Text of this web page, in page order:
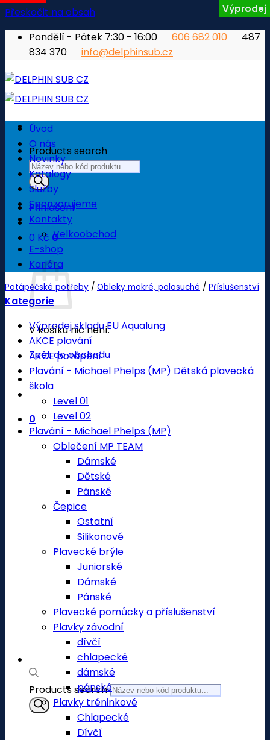
Přeskočit na obsah
Pondělí - Pátek 7:30 - 16:00
606 682 010
487
834 370
info@delphinsub.cz
Products search
Přihlášení
0 Kč 0
Košík
V košíku nic není.
Zpět do obchodu
0
Products search
Úvod
O nás
Novinky
Katalogy
Služby
Sponzorujeme
Kontakty
Velkoobchod
E-shop
Kariéra
Potápěčské potřeby / Obleky mokré, polosuché / Příslušenství
Kategorie
Výprodej skladu EU Aqualung
AKCE plavání
AKCE potápění
Plavání - Michael Phelps (MP) Dětská plavecká
škola
Level 01
Level 02
Plavání - Michael Phelps (MP)
Oblečení MP TEAM
Dámské
Dětské
Pánské
Čepice
Ostatní
Silikonové
Plavecké brýle
Juniorské
Dámské
Pánské
Plavecké pomůcky a příslušenství
Plavky závodní
dívčí
chlapecké
dámské
pánské
Plavky tréninkové
Chlapecké
Dívčí
Výprodej